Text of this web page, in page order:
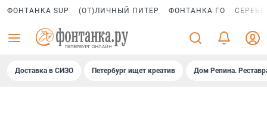
ФОНТАНКА SUP (ОТ)ЛИЧНЫЙ ПИТЕР ФОНТАНКА ГО
Доставка в СИЗО Петербург ищет креатив Дом Репина.